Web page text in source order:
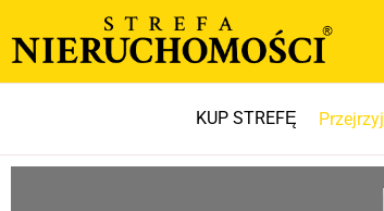
KUP STREFĘ